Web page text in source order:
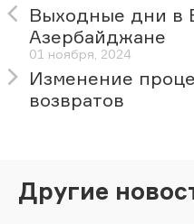
Выходные дни в
Азербайджане
01 ноября, 2024
Изменение
возвратов
Другие